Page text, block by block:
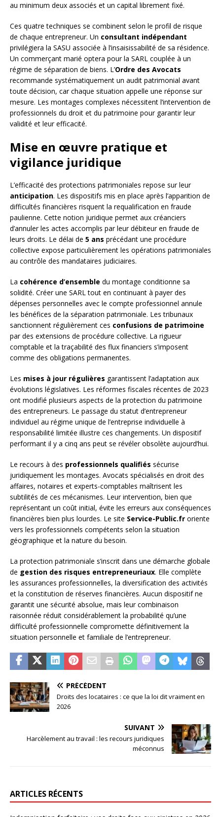
au minimum deux associés et un capital librement fixé.
Ces quatre techniques se combinent selon le profil de risque
de chaque entrepreneur. Un consultant indépendant
privilégiera la SASU associée à l’insaisissabilité de sa résidence.
Un commerçant marié optera pour la SARL couplée à un
régime de séparation de biens. L’Ordre des Avocats
recommande systématiquement un audit patrimonial avant
toute décision, car chaque situation appelle une réponse sur
mesure. Les montages complexes nécessitent l’intervention de
professionnels du droit et du patrimoine pour garantir leur
validité et leur efficacité.
Mise en œuvre pratique et
vigilance juridique
L’efficacité des protections patrimoniales repose sur leur
anticipation. Les dispositifs mis en place après l’apparition de
difficultés financières risquent la requalification en fraude
paulienne. Cette notion juridique permet aux créanciers
d’annuler les actes accomplis par leur débiteur en fraude de
leurs droits. Le délai de 5 ans précédant une procédure
collective expose particulièrement les opérations patrimoniales
au contrôle des mandataires judiciaires.
La cohérence d’ensemble du montage conditionne sa
solidité. Créer une SARL tout en continuant à payer des
dépenses personnelles avec le compte professionnel annule
les bénéfices de la séparation patrimoniale. Les tribunaux
sanctionnent régulièrement ces confusions de patrimoine
par des extensions de procédure collective. La rigueur
comptable et la traçabilité des flux financiers s’imposent
comme des obligations permanentes.
Les mises à jour régulières garantissent l’adaptation aux
évolutions législatives. Les réformes fiscales récentes de 2023
ont modifié plusieurs aspects de la protection du patrimoine
des entrepreneurs. Le passage du statut d’entrepreneur
individuel au régime unique de l’entreprise individuelle à
responsabilité limitée illustre ces changements. Un dispositif
performant il y a cinq ans peut se révéler obsolète aujourd’hui.
Le recours à des professionnels qualifiés sécurise
juridiquement les montages. Avocats spécialisés en droit des
affaires, notaires et experts-comptables maîtrisent les
subtilités de ces mécanismes. Leur intervention, bien que
représentant un coût initial, évite les erreurs aux conséquences
financières bien plus lourdes. Le site Service-Public.fr oriente
vers les professionnels compétents selon la situation
géographique et la nature du besoin.
La protection patrimoniale s’inscrit dans une démarche globale
de gestion des risques entrepreneuriaux. Elle complète
les assurances professionnelles, la diversification des activités
et la constitution de réserves financières. Aucun dispositif ne
garantit une sécurité absolue, mais leur combinaison
raisonnée réduit considérablement la probabilité qu’une
difficulté professionnelle compromette définitivement la
situation personnelle et familiale de l’entrepreneur.
PRÉCÉDENT
Droits des locataires : ce que la loi dit vraiment en
2026
SUIVANT
Harcèlement au travail : les recours juridiques
méconnus
ARTICLES RÉCENTS